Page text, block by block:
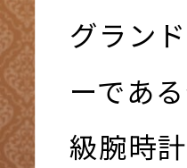
グラン
ーであ
級腕時